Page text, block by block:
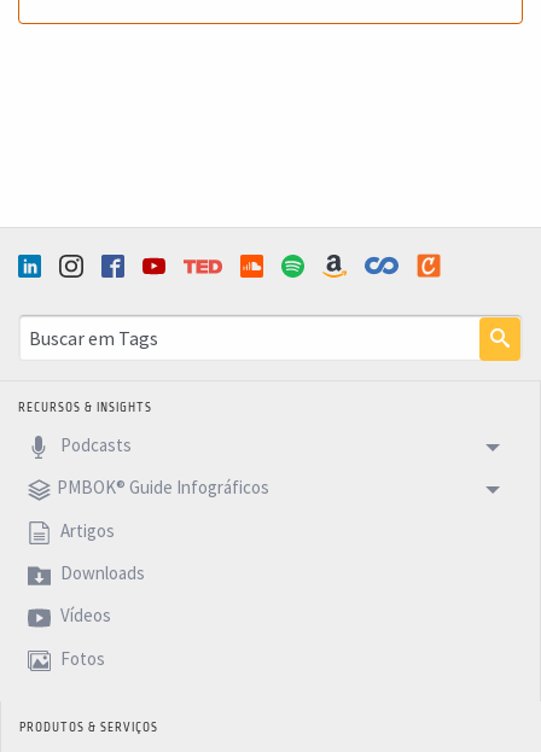
RECURSOS & INSIGHTS
Podcasts
PMBOK® Guide Infográficos
Artigos
Downloads
Vídeos
Fotos
PRODUTOS & SERVIÇOS